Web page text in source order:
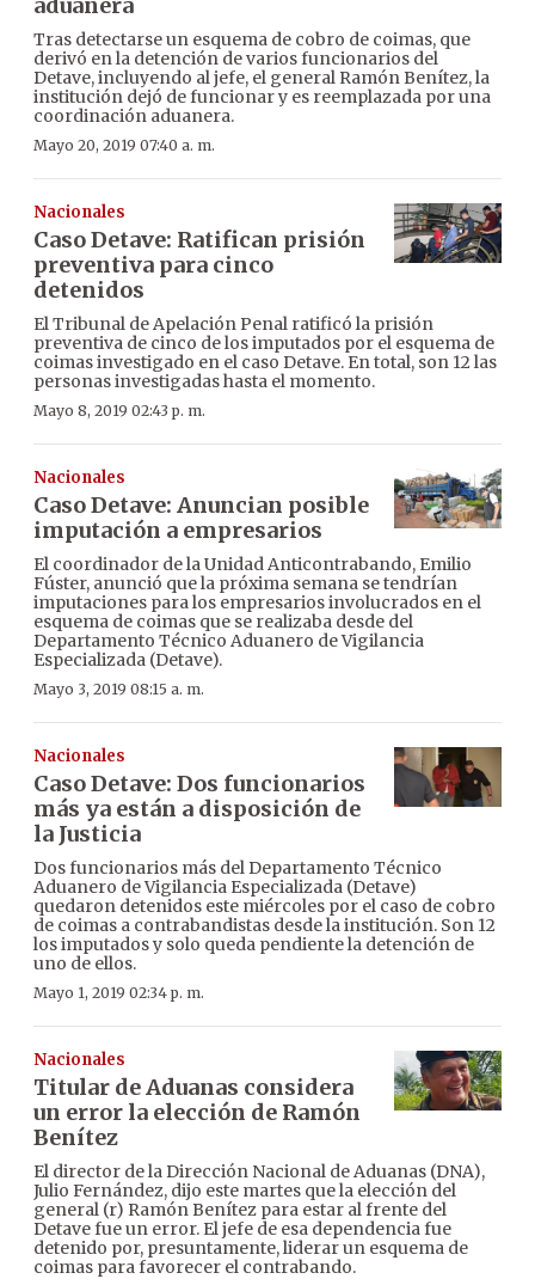
Tras detectarse un esquema de cobro de coimas, que
derivó en la detención de varios funcionarios del
Detave, incluyendo al jefe, el general Ramón Benítez, la
institución dejó de funcionar y es reemplazada por una
coordinación aduanera.
Mayo 20, 2019 07:40 a. m.
Nacionales
Caso Detave: Ratifican prisión
preventiva para cinco
detenidos
El Tribunal de Apelación Penal ratificó la prisión
preventiva de cinco de los imputados por el esquema de
coimas investigado en el caso Detave. En total, son 12 las
personas investigadas hasta el momento.
Mayo 8, 2019 02:43 p. m.
Nacionales
Caso Detave: Anuncian posible
imputación a empresarios
El coordinador de la Unidad Anticontrabando, Emilio
Fúster, anunció que la próxima semana se tendrían
imputaciones para los empresarios involucrados en el
esquema de coimas que se realizaba desde del
Departamento Técnico Aduanero de Vigilancia
Especializada (Detave).
Mayo 3, 2019 08:15 a. m.
Nacionales
Caso Detave: Dos funcionarios
más ya están a disposición de
la Justicia
Dos funcionarios más del Departamento Técnico
Aduanero de Vigilancia Especializada (Detave)
quedaron detenidos este miércoles por el caso de cobro
de coimas a contrabandistas desde la institución. Son 12
los imputados y solo queda pendiente la detención de
uno de ellos.
Mayo 1, 2019 02:34 p. m.
Nacionales
Titular de Aduanas considera
un error la elección de Ramón
Benítez
El director de la Dirección Nacional de Aduanas (DNA),
Julio Fernández, dijo este martes que la elección del
general (r) Ramón Benítez para estar al frente del
Detave fue un error. El jefe de esa dependencia fue
detenido por, presuntamente, liderar un esquema de
coimas para favorecer el contrabando.